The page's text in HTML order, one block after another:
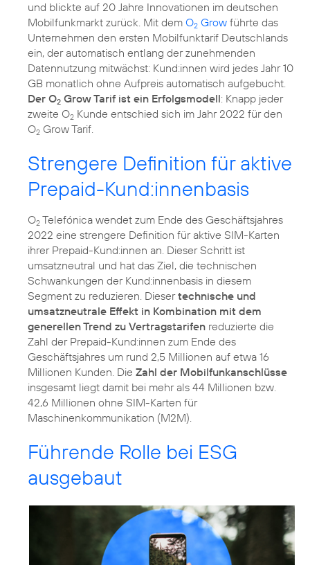
und blickte auf 20 Jahre Innovationen im deutschen
Mobilfunkmarkt zurück. Mit dem O2 Grow führte das
Unternehmen den ersten Mobilfunktarif Deutschlands
ein, der automatisch entlang der zunehmenden
Datennutzung mitwächst: Kund:innen wird jedes Jahr 10
GB monatlich ohne Aufpreis automatisch aufgebucht.
Der O2 Grow Tarif ist ein Erfolgsmodell: Knapp jeder
zweite O2 Kunde entschied sich im Jahr 2022 für den
O2 Grow Tarif.
Strengere Definition für aktive
Prepaid-Kund:innenbasis
O2 Telefónica wendet zum Ende des Geschäftsjahres
2022 eine strengere Definition für aktive SIM-Karten
ihrer Prepaid-Kund:innen an. Dieser Schritt ist
umsatzneutral und hat das Ziel, die technischen
Schwankungen der Kund:innenbasis in diesem
Segment zu reduzieren. Diesertechnische und
umsatzneutrale Effekt in Kombination mit dem
generellen Trend zu Vertragstarifen reduzierte die
Zahl der Prepaid-Kund:innen zum Ende des
Geschäftsjahres um rund 2,5 Millionen auf etwa 16
Millionen Kunden. Die Zahl der Mobilfunkanschlüsse
insgesamt liegt damit bei mehr als 44 Millionen bzw.
42,6 Millionen ohne SIM-Karten für
Maschinenkommunikation (M2M).
Führende Rolle bei ESG
ausgebaut